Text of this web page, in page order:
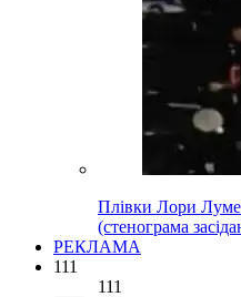
Плівки Лори
(стенограма
РЕКЛАМА
111
111